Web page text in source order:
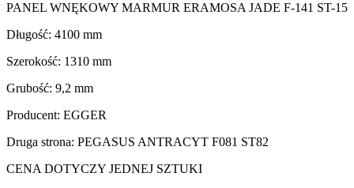
PANEL WNĘKOWY MARMUR ERAMOSA JADE F-141 ST-15
Długość: 4100 mm
Szerokość: 1310 mm
Grubość: 9,2 mm
Producent: EGGER
Druga strona: PEGASUS ANTRACYT F081 ST82
CENA DOTYCZY JEDNEJ SZTUKI